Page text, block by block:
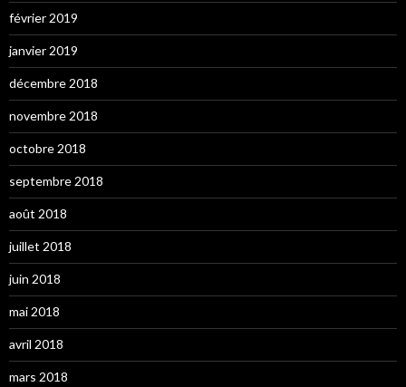
février 2019
janvier 2019
décembre 2018
novembre 2018
octobre 2018
septembre 2018
août 2018
juillet 2018
juin 2018
mai 2018
avril 2018
mars 2018